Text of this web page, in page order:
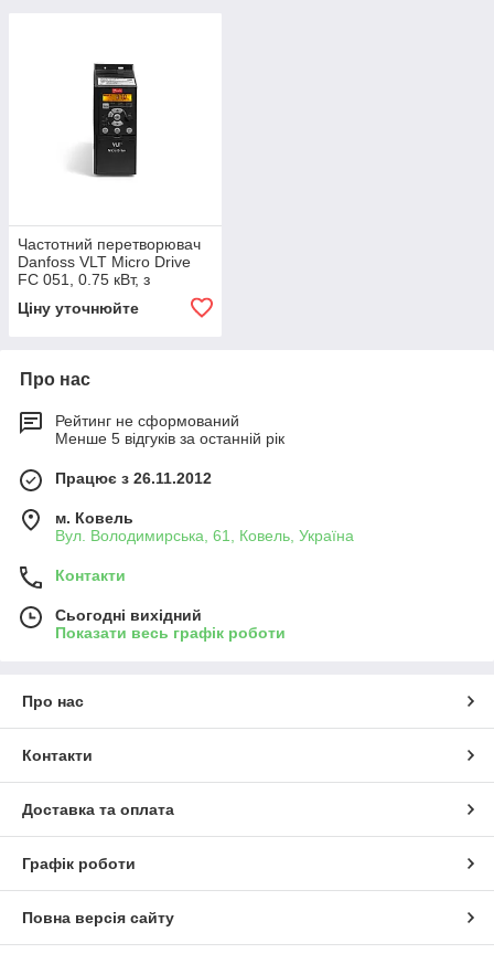
Частотний перетворювач
Danfoss VLT Micro Drive
FC 051, 0.75 кВт, з
Ціну уточнюйте
Про нас
Рейтинг не сформований
Менше 5 відгуків за останній рік
Працює з 26.11.2012
м. Ковель
Вул. Володимирська, 61, Ковель, Україна
Контакти
Сьогодні вихідний
Показати весь графік роботи
Про нас
Контакти
Доставка та оплата
Графік роботи
Повна версія сайту